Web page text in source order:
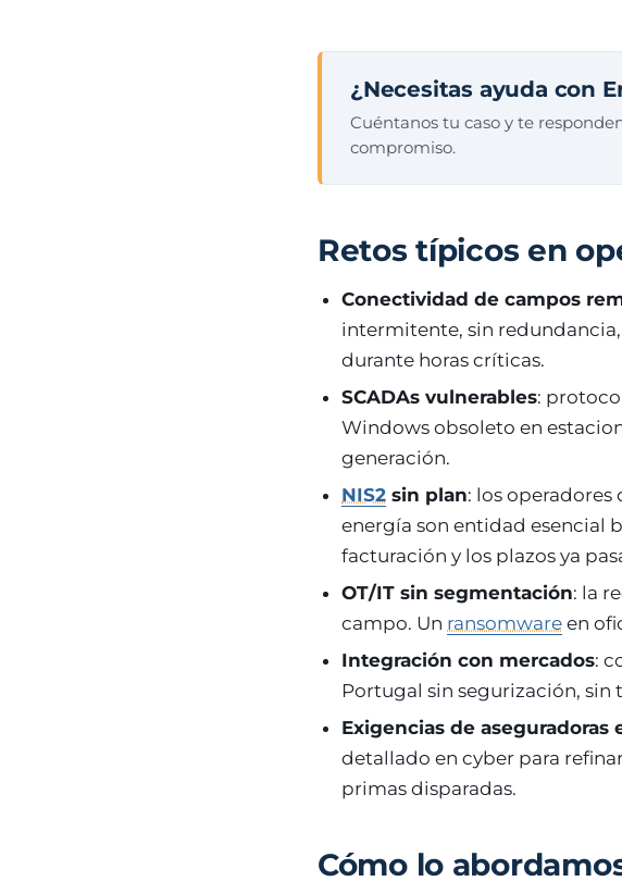
¿Necesitas ayuda con
Cuéntanos tu caso y te
compromiso.
Retos típicos en
Conectividad de campos
intermitente, sin
durante horas críticas.
SCADAs vulnerables:
Windows obsoleto en
generación.
NIS2 sin plan: los
energía son entidad esencial
facturación y los plazos ya
OT/IT sin segmentación: la
campo. Un ransomware en
Integración con mercados:
Portugal sin segurización, sin
Exigencias de aseguradoras
detallado en cyber para
primas disparadas.
Cómo lo